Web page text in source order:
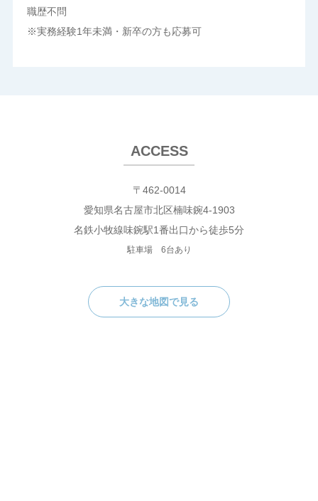
職歴不問
※実務経験1年未満・新卒の方も応募可
ACCESS
〒462-0014
愛知県名古屋市北区楠味鋺4-1903
名鉄小牧線味鋺駅1番出口から徒歩5分
駐車場 6台あり
大きな地図で見る